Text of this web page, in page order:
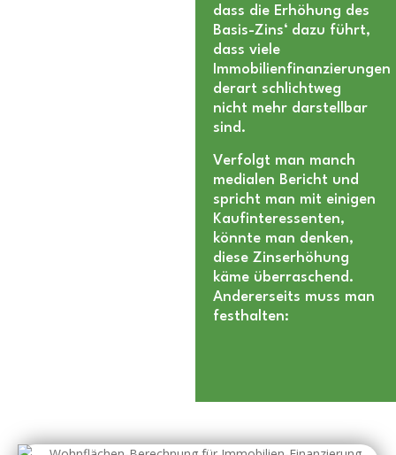
dass die Erhöhung des
Basis-Zins‘ dazu führt,
dass viele
Immobilienfinanzierungen
derart schlichtweg
nicht mehr darstellbar
sind.
Verfolgt man manch
medialen Bericht und
spricht man mit einigen
Kaufinteressenten,
könnte man denken,
diese Zinserhöhung
käme überraschend.
Andererseits muss man
festhalten: